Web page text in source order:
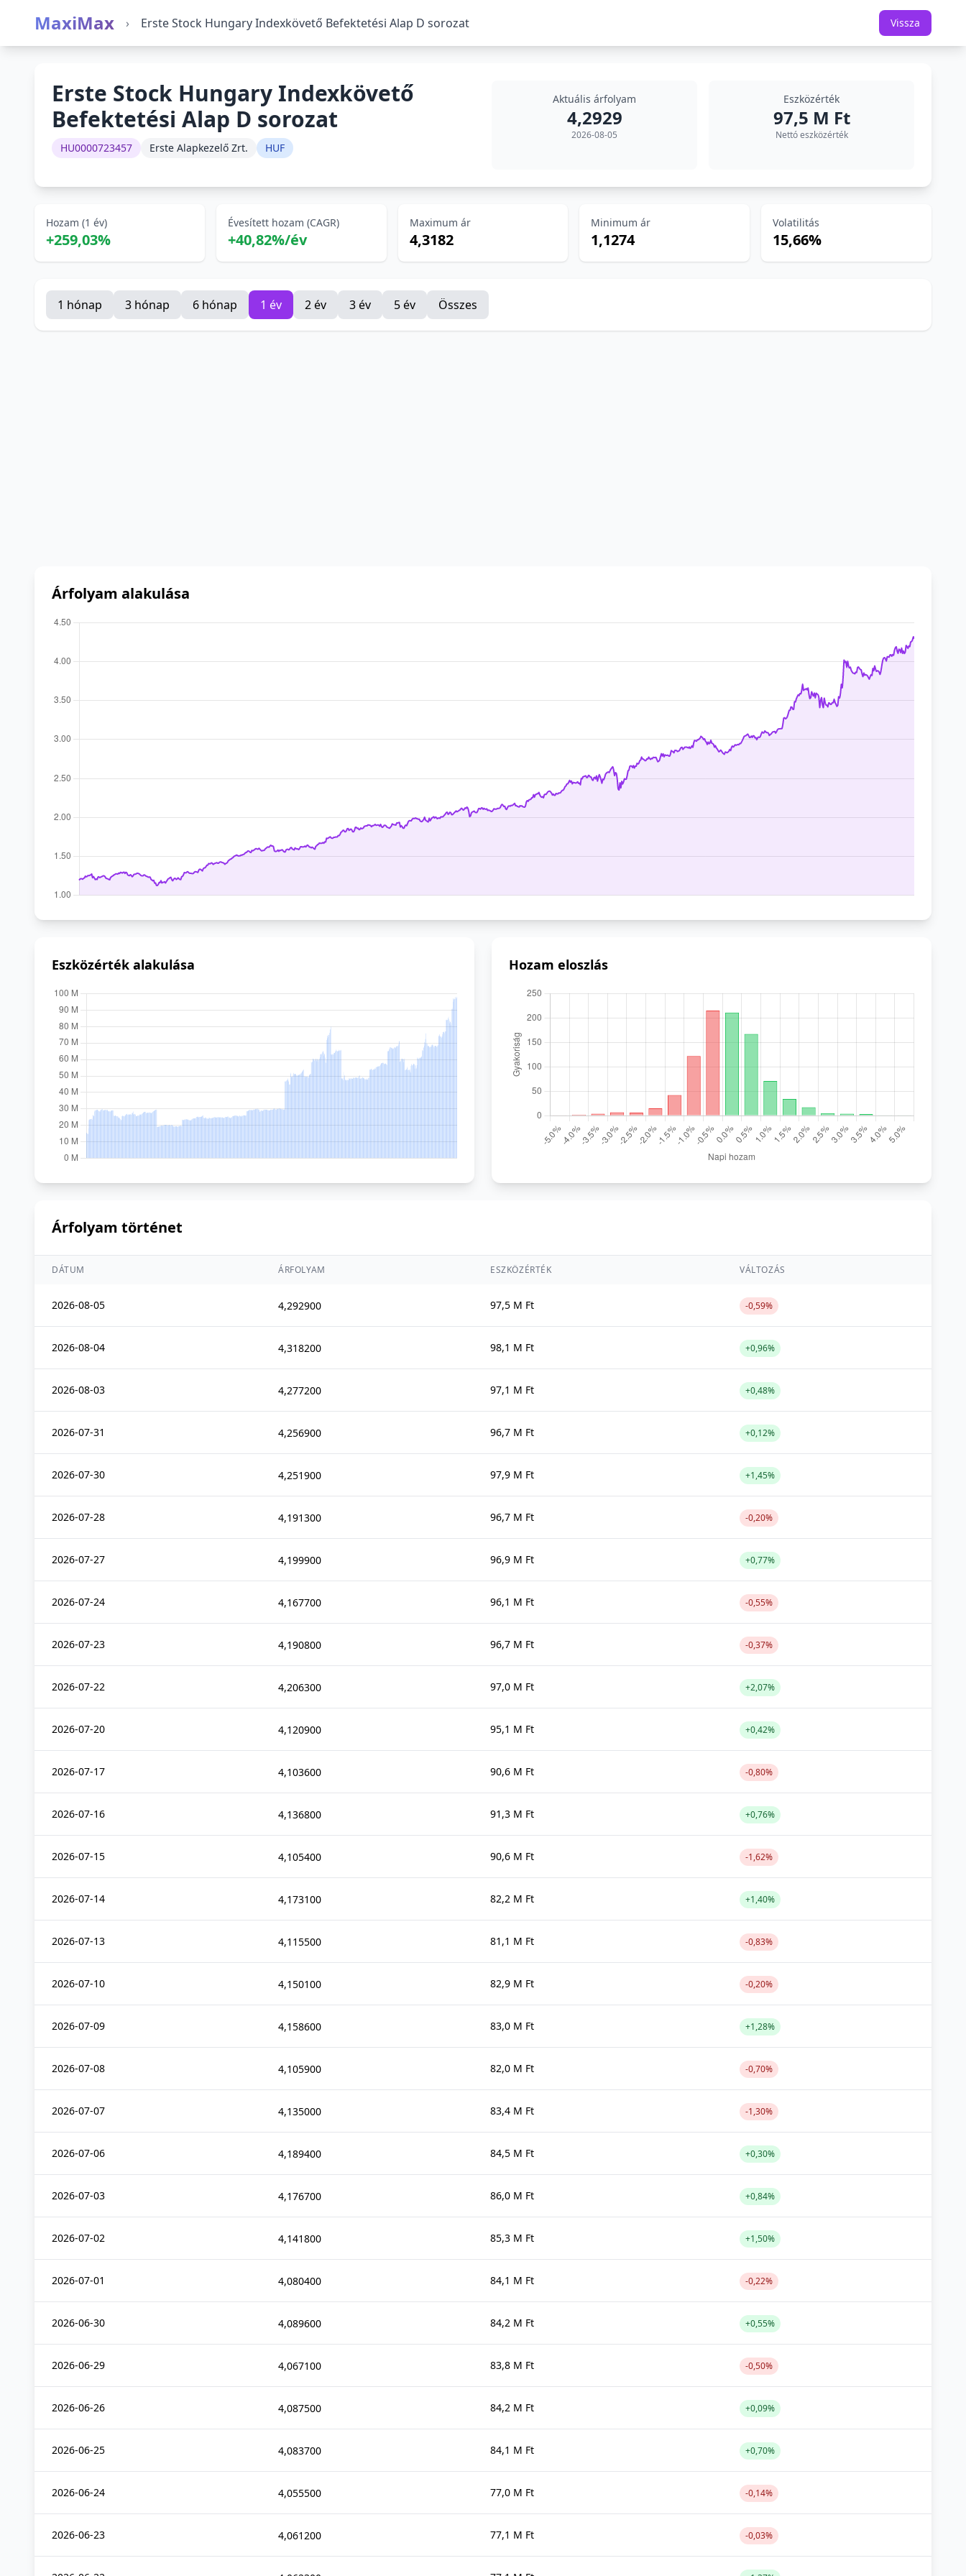
MaxiMax › Erste Stock Hungary Indexkövető Befektetési Alap D sorozat Vissza
Erste Stock Hungary Indexkövető
Befektetési Alap D sorozat
HU0000723457 Erste Alapkezelő Zrt. HUF
Aktuális árfolyam
4,2929
2026-08-05
Eszközérték
97,5 M Ft
Nettó eszközérték
Hozam (1 év)
+259,03%
Évesített hozam (CAGR)
+40,82%/év
Maximum ár
4,3182
Minimum ár
1,1274
Volatilitás
15,66%
1 hónap 3 hónap 6 hónap 1 év 2 év 3 év 5 év Összes
Árfolyam alakulása
Eszközérték alakulása Hozam eloszlás
Árfolyam történet
DÁTUM ÁRFOLYAM ESZKÖZÉRTÉK VÁLTOZÁS
2026-08-05 4,292900 97,5 M Ft -0,59%
2026-08-04 4,318200 98,1 M Ft +0,96%
2026-08-03 4,277200 97,1 M Ft +0,48%
2026-07-31 4,256900 96,7 M Ft +0,12%
2026-07-30 4,251900 97,9 M Ft +1,45%
2026-07-28 4,191300 96,7 M Ft -0,20%
2026-07-27 4,199900 96,9 M Ft +0,77%
2026-07-24 4,167700 96,1 M Ft -0,55%
2026-07-23 4,190800 96,7 M Ft -0,37%
2026-07-22 4,206300 97,0 M Ft +2,07%
2026-07-20 4,120900 95,1 M Ft +0,42%
2026-07-17 4,103600 90,6 M Ft -0,80%
2026-07-16 4,136800 91,3 M Ft +0,76%
2026-07-15 4,105400 90,6 M Ft -1,62%
2026-07-14 4,173100 82,2 M Ft +1,40%
2026-07-13 4,115500 81,1 M Ft -0,83%
2026-07-10 4,150100 82,9 M Ft -0,20%
2026-07-09 4,158600 83,0 M Ft +1,28%
2026-07-08 4,105900 82,0 M Ft -0,70%
2026-07-07 4,135000 83,4 M Ft -1,30%
2026-07-06 4,189400 84,5 M Ft +0,30%
2026-07-03 4,176700 86,0 M Ft +0,84%
2026-07-02 4,141800 85,3 M Ft +1,50%
2026-07-01 4,080400 84,1 M Ft -0,22%
2026-06-30 4,089600 84,2 M Ft +0,55%
2026-06-29 4,067100 83,8 M Ft -0,50%
2026-06-26 4,087500 84,2 M Ft +0,09%
2026-06-25 4,083700 84,1 M Ft +0,70%
2026-06-24 4,055500 77,0 M Ft -0,14%
2026-06-23 4,061200 77,1 M Ft -0,03%